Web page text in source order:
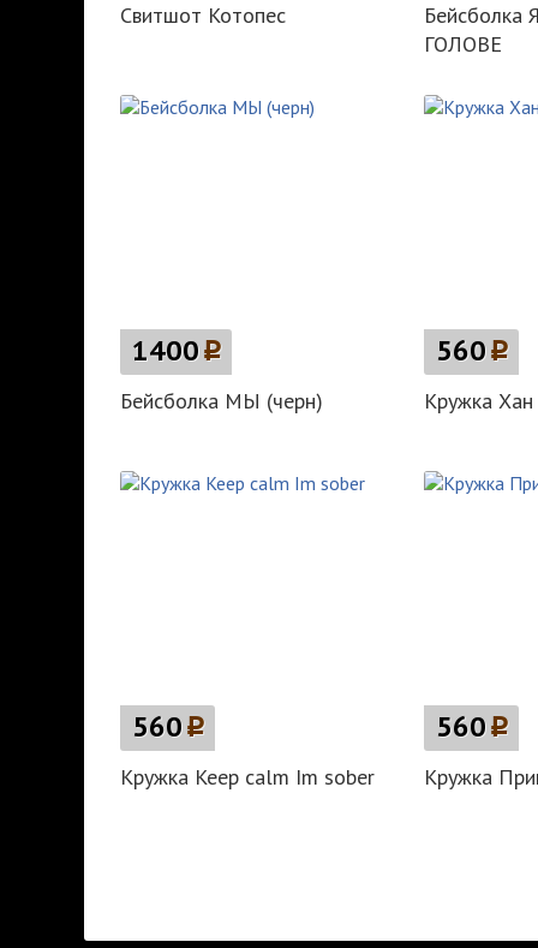
Свитшот Котопес
ГОЛОВЕ
1400p
Бейсболка МЫ (черн)
560p
Кружка
560p
Кружка Keep calm Im sober
560p
Кружка